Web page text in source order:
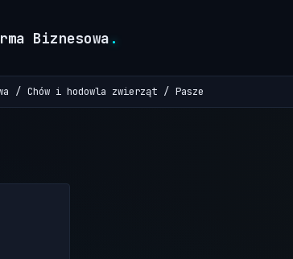
Biznesowa .
Chów i hodowla zwierząt Pasze